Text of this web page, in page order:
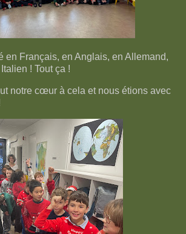
en Français, en Anglais, en Allemand,
! Tout ça !
notre cœur à cela et nous étions avec